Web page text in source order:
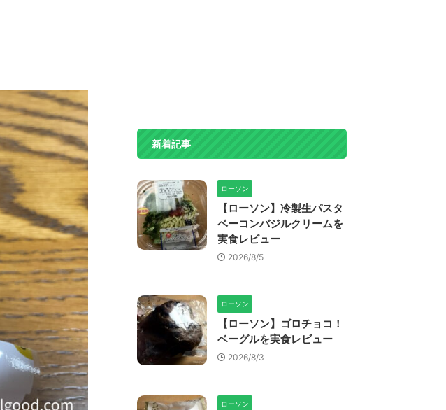
新着記事
ローソン
【ローソン】冷製生パスタ
ベーコンバジルクリームを
実食レビュー
2026/8/5
ローソン
【ローソン】ゴロチョコ！
ベーグルを実食レビュー
2026/8/3
ローソン